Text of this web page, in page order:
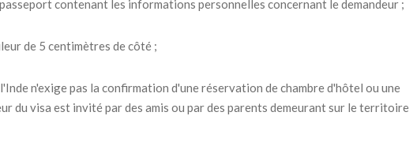
contenant les informations personnelles concernant le demandeur ;
de 5 centimètres de côté ;
n'exige pas la confirmation d'une réservation de chambre d'hôtel ou une
du visa est invité par des amis ou par des parents demeurant sur le territoire